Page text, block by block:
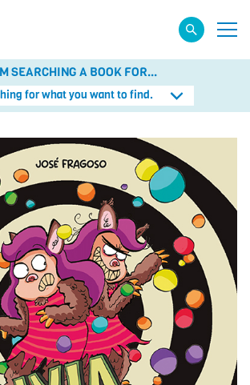
SEARCHING A BOOK FOR...
for what you want to find.